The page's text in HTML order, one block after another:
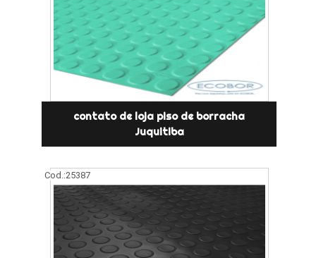
contato de loja piso de borracha
Juquitiba
Cod.:25387